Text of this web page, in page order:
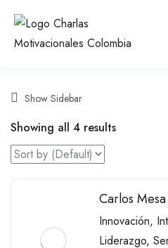
Show Sidebar
Showing all 4 results
Carlos
Innovación,
Liderazgo,